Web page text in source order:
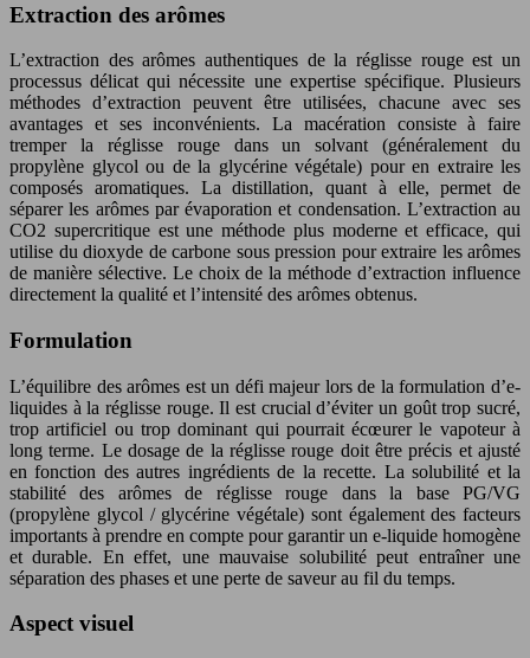
Extraction des arômes
L’extraction des arômes authentiques de la réglisse rouge est un
processus délicat qui nécessite une expertise spécifique. Plusieurs
méthodes d’extraction peuvent être utilisées, chacune avec ses
avantages et ses inconvénients. La macération consiste à faire
tremper la réglisse rouge dans un solvant (généralement du
propylène glycol ou de la glycérine végétale) pour en extraire les
composés aromatiques. La distillation, quant à elle, permet de
séparer les arômes par évaporation et condensation. L’extraction au
CO2 supercritique est une méthode plus moderne et efficace, qui
utilise du dioxyde de carbone sous pression pour extraire les arômes
de manière sélective. Le choix de la méthode d’extraction influence
directement la qualité et l’intensité des arômes obtenus.
Formulation
L’équilibre des arômes est un défi majeur lors de la formulation d’e-
liquides à la réglisse rouge. Il est crucial d’éviter un goût trop sucré,
trop artificiel ou trop dominant qui pourrait écœurer le vapoteur à
long terme. Le dosage de la réglisse rouge doit être précis et ajusté
en fonction des autres ingrédients de la recette. La solubilité et la
stabilité des arômes de réglisse rouge dans la base PG/VG
(propylène glycol / glycérine végétale) sont également des facteurs
importants à prendre en compte pour garantir un e-liquide homogène
et durable. En effet, une mauvaise solubilité peut entraîner une
séparation des phases et une perte de saveur au fil du temps.
Aspect visuel